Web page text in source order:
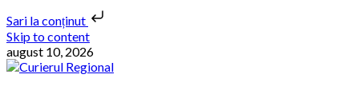
Sari la conținut
Skip to content
august 10, 2026